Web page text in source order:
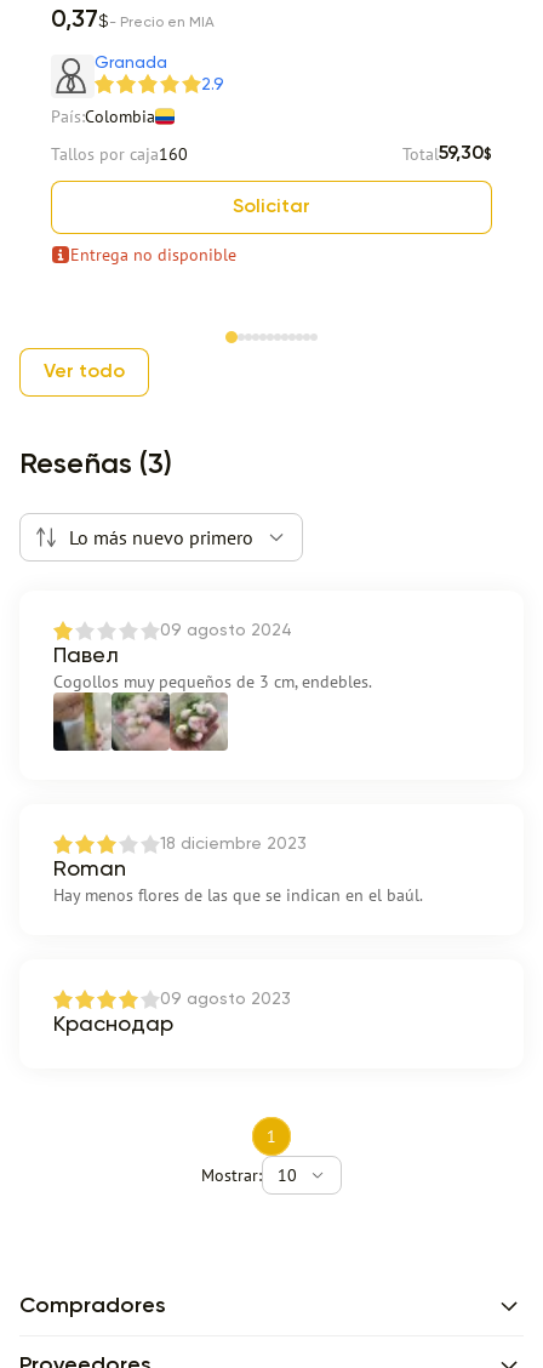
0,37$- Precio en MIA
Granada
2.9
País:Colombia
Tallos por caja160 Total59,30$
Solicitar
Entrega no disponible
Item 1 of 12
Ver todo
Reseñas (3)
Lo más nuevo primero
09 agosto 2024
Павел
Cogollos muy pequeños de 3 cm, endebles.
18 diciembre 2023
Roman
Hay menos flores de las que se indican en el baúl.
09 agosto 2023
Краснодар
1
Mostrar:
10
Compradores